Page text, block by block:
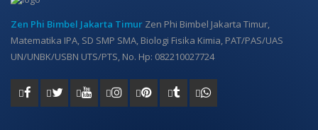
Zen Phi Bimbel Jakarta Timur Zen Phi Bimbel Jakarta Timur,
Matematika IPA, SD SMP SMA, Biologi Fisika Kimia, PAT/PAS/UAS
UN/UNBK/USBN UTS/PTS, No. Hp: 082210027724